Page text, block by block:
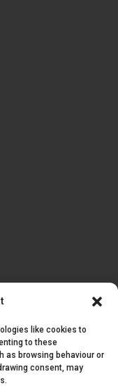
like cookies to
to these
as browsing behaviour or
consent, may